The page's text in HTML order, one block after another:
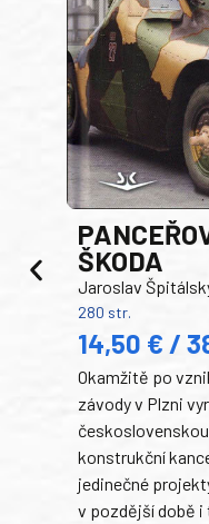
ŠKODA
Jaroslav
280 str.
14,50 € /
Okamžitě po
závody v Plzni
konstrukční
jedinečné
v pozdější době